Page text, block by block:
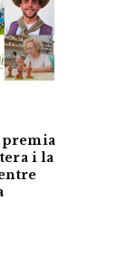
premia
i la